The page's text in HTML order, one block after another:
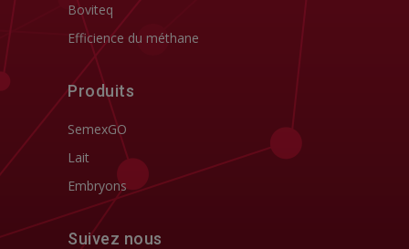
Boviteq
Efficience du méthane
Produits
SemexGO
Lait
Embryons
Suivez nous